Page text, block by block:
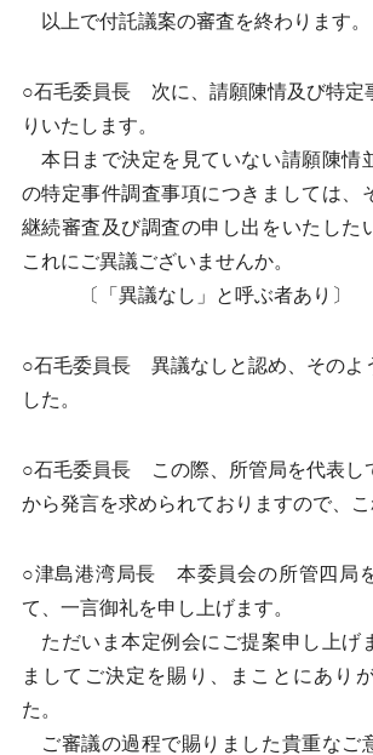
以上で付託議案の審査を終わります。
○石毛委員長 次に、請願陳情及び特定
りいたします。
本日まで決定を見ていない請願陳情
の特定事件調査事項につきましては、
継続審査及び調査の申し出をいたした
これにご異議ございませんか。
〔「異議なし」と呼ぶ者あり〕
○石毛委員長 異議なしと認め、そのよ
した。
○石毛委員長 この際、所管局を代表し
から発言を求められておりますので、こ
○津島港湾局長 本委員会の所管四局
て、一言御礼を申し上げます。
ただいま本定例会にご提案申し上げ
ましてご決定を賜り、まことにあり
た。
ご審議の過程で賜りました貴重なご